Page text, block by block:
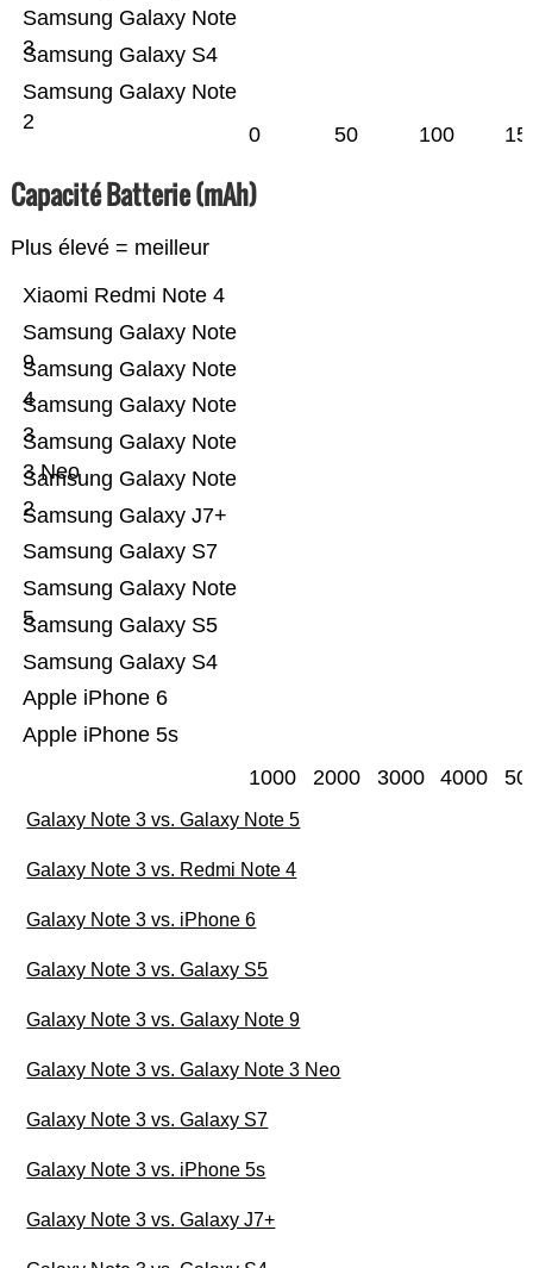
Samsung Galaxy Note
2
Samsung Galaxy S4
Samsung Galaxy Note
3
0 50 100
Capacité Batterie (mAh)
Plus élevé = meilleur
Apple iPhone 5s
Apple iPhone 6
Samsung Galaxy S4
Samsung Galaxy S5
Samsung Galaxy Note
5
Samsung Galaxy S7
Samsung Galaxy J7+
Samsung Galaxy Note
2
Samsung Galaxy Note
3 Neo
Samsung Galaxy Note
3
Samsung Galaxy Note
4
Samsung Galaxy Note
9
Xiaomi Redmi Note 4
1000 2000 3000 4000
Galaxy Note 3 vs. Galaxy Note 5
Galaxy Note 3 vs. Redmi Note 4
Galaxy Note 3 vs. iPhone 6
Galaxy Note 3 vs. Galaxy S5
Galaxy Note 3 vs. Galaxy Note 9
Galaxy Note 3 vs. Galaxy Note 3 Neo
Galaxy Note 3 vs. Galaxy S7
Galaxy Note 3 vs. iPhone 5s
Galaxy Note 3 vs. Galaxy J7+